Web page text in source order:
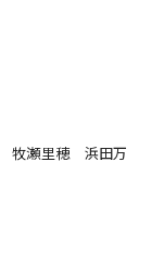
牧瀬里穂 浜田万